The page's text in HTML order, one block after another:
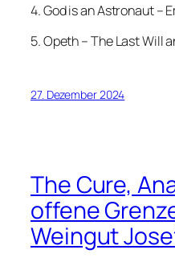
4. God is an Astronaut –
5. Opeth – The Last Will
27. Dezember 2024
The Cure,
offene
Weingut